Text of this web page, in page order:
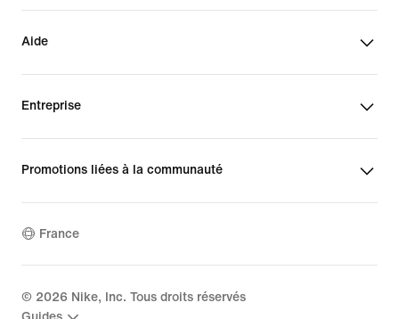
Aide
Entreprise
Promotions liées à la communauté
France
© 2026 Nike, Inc. Tous droits réservés